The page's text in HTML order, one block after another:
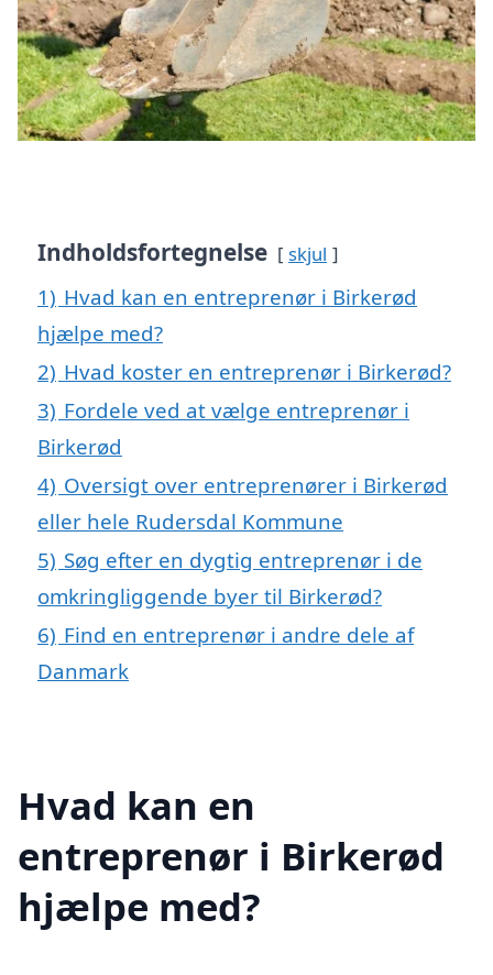
Indholdsfortegnelse skjul
1) Hvad kan en entreprenør i Birkerød
hjælpe med?
2) Hvad koster en entreprenør i Birkerød?
3) Fordele ved at vælge entreprenør i
Birkerød
4) Oversigt over entreprenører i Birkerød
eller hele Rudersdal Kommune
5) Søg efter en dygtig entreprenør i de
omkringliggende byer til Birkerød?
6) Find en entreprenør i andre dele af
Danmark
Hvad kan en
entreprenør i Birkerød
hjælpe med?